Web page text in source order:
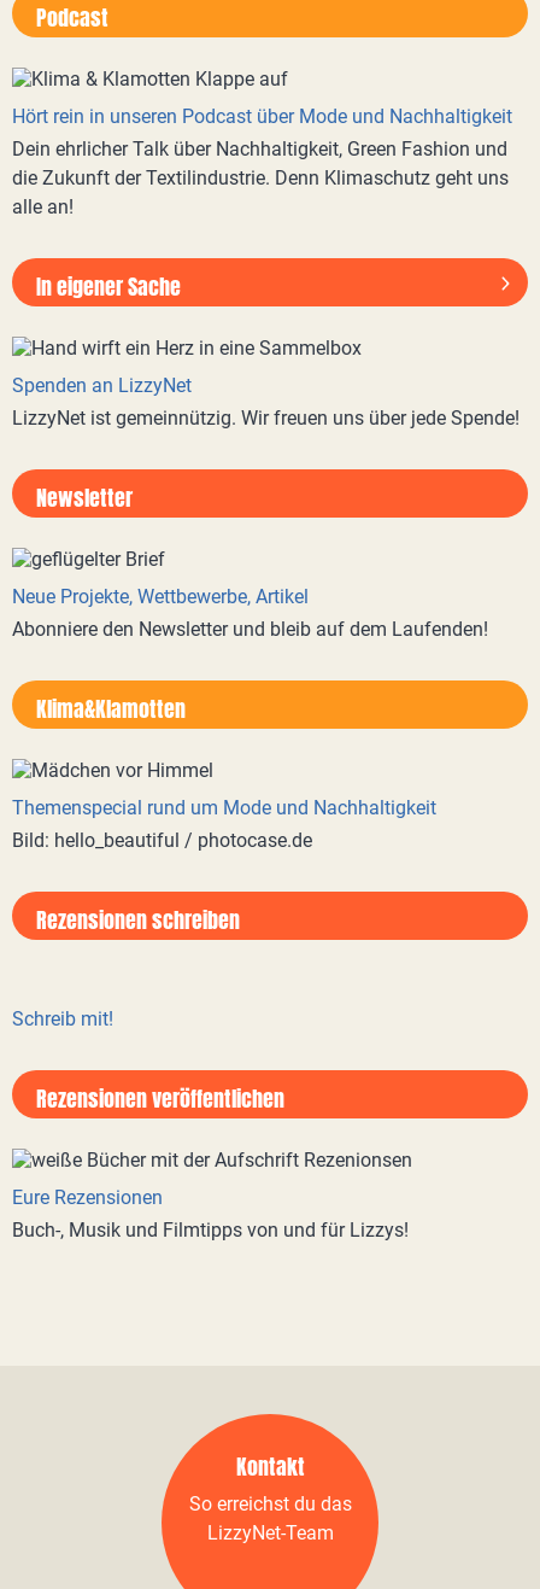
Podcast
Hört rein in unseren Podcast über Mode und Nachhaltigkeit
Dein ehrlicher Talk über Nachhaltigkeit, Green Fashion und
die Zukunft der Textilindustrie. Denn Klimaschutz geht uns
alle an!
In eigener Sache
Spenden an LizzyNet
LizzyNet ist gemeinnützig. Wir freuen uns über jede Spende!
Newsletter
Neue Projekte, Wettbewerbe, Artikel
Abonniere den Newsletter und bleib auf dem Laufenden!
Klima&Klamotten
Themenspecial rund um Mode und Nachhaltigkeit
Bild: hello_beautiful / photocase.de
Rezensionen schreiben
Schreib mit!
Rezensionen veröffentlichen
Eure Rezensionen
Buch-, Musik und Filmtipps von und für Lizzys!
Kontakt
So erreichst du das
LizzyNet-Team